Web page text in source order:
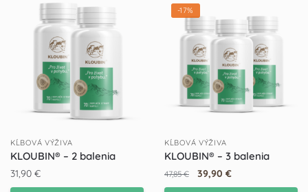
KĹBOVÁ VÝŽIVA
KLOUBIN® – 2 balenia
31,90 €
-17%
KĹBOVÁ VÝŽIVA
KLOUBIN® – 3 balenia
47,85€ 39,90 €